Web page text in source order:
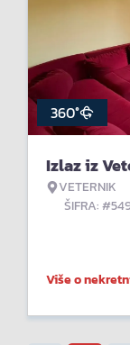
360°
Izlaz iz
VETERNIK
ŠIFRA:
Više o